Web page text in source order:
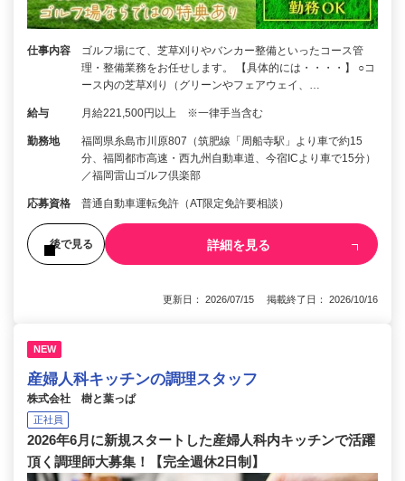
仕事内容
ゴルフ場にて、芝草刈りやバンカー整備といったコース管
理・整備業務をお任せします。 【具体的には・・・・】 ○コ
ース内の芝草刈り（グリーンやフェアウェイ、…
給与 月給221,500円以上 ※一律手当含む
勤務地
福岡県糸島市川原807（筑肥線「周船寺駅」より車で約15
分、福岡都市高速・西九州自動車道、今宿ICより車で15分）
／福岡雷山ゴルフ倶楽部
応募資格 普通自動車運転免許（AT限定免許要相談）
後で見る 詳細を見る
更新日： 2026/07/15 掲載終了日： 2026/10/16
NEW
産婦人科キッチンの調理スタッフ
株式会社 樹と葉っぱ
正社員
2026年6月に新規スタートした産婦人科内キッチンで活躍
頂く調理師大募集！【完全週休2日制】